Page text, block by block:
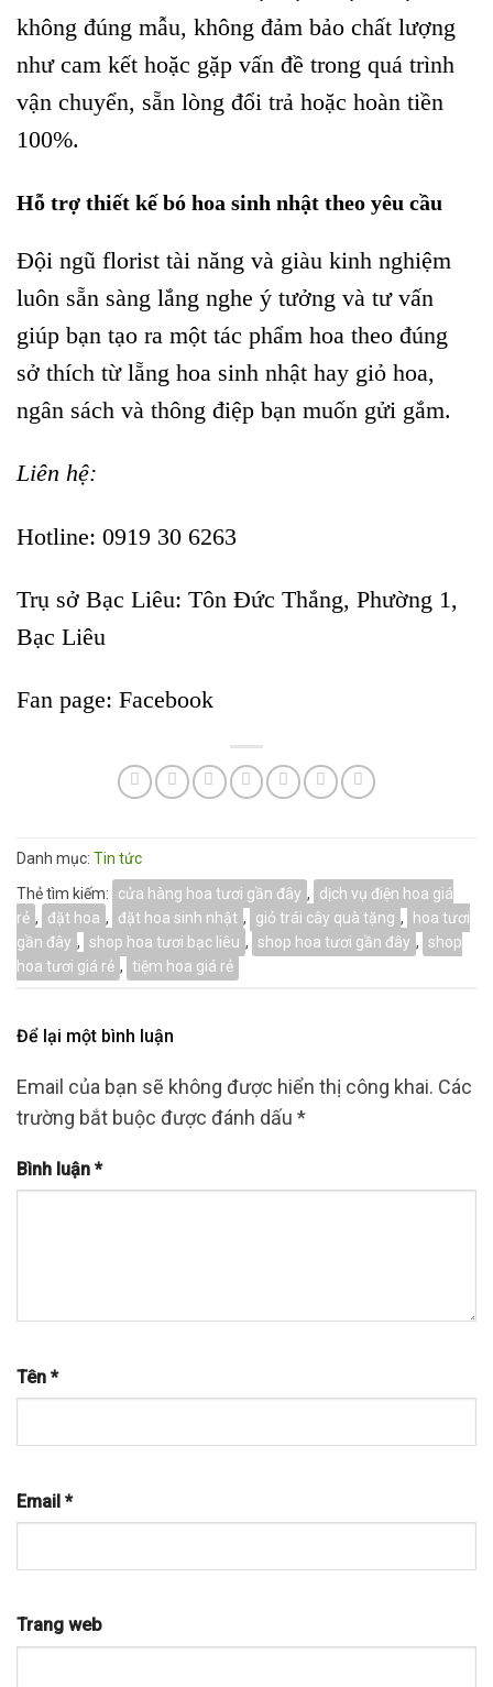
không đúng mẫu, không đảm bảo chất lượng
như cam kết hoặc gặp vấn đề trong quá trình
vận chuyển, sẵn lòng đổi trả hoặc hoàn tiền
100%.
Hỗ trợ thiết kế bó hoa sinh nhật theo yêu cầu
Đội ngũ florist tài năng và giàu kinh nghiệm
luôn sẵn sàng lắng nghe ý tưởng và tư vấn
giúp bạn tạo ra một tác phẩm hoa theo đúng
sở thích từ lẵng hoa sinh nhật hay giỏ hoa,
ngân sách và thông điệp bạn muốn gửi gắm.
Liên hệ:
Hotline: 0919 30 6263
Trụ sở Bạc Liêu: Tôn Đức Thắng, Phường 1,
Bạc Liêu
Fan page: Facebook
Danh mục: Tin tức
Thẻ tìm kiếm:
cửa hàng hoa tươi gần đây ,
dịch vụ điện hoa giá
rẻ , đặt hoa , đặt hoa sinh nhật , giỏ trái cây quà tặng ,
hoa tươi
gần đây , shop hoa tươi bạc liêu , shop hoa tươi gần đây , shop
hoa tươi giá rẻ , tiệm hoa giá rẻ
Để lại một bình luận
Email của bạn sẽ không được hiển thị công khai. Các
trường bắt buộc được đánh dấu *
Bình luận *
Tên *
Email *
Trang web